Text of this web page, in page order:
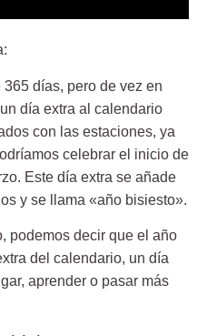
días, pero de vez en
día extra al calendario
con las estaciones, ya
celebrar el inicio de
Este día extra se añade
y se llama «año bisiesto».
podemos decir que el año
del calendario, un día
aprender o pasar más